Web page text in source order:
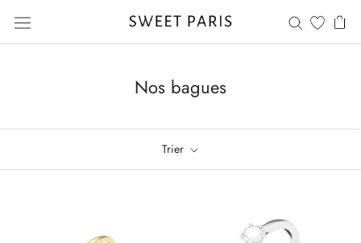
contenu
Nos bagues
Trier